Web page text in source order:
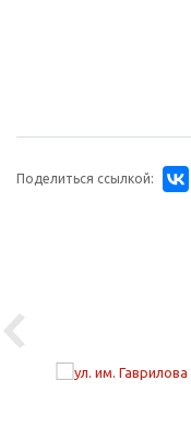
Поделиться ссылкой:
Previous